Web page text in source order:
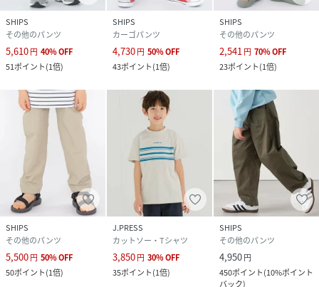
SHIPS
その他のパンツ
5,610円 40%OFF
51ポイント(1倍)
SHIPS
カーゴパンツ
4,730円 50%OFF
43ポイント(1倍)
SHIPS
その他のパンツ
2,541円 70%OFF
23ポイント(1倍)
SHIPS
その他のパンツ
5,500円 50%OFF
50ポイント(1倍)
J.PRESS
カットソー・Tシャツ
3,850円 30%OFF
35ポイント(1倍)
SHIPS
その他のパンツ
4,950円
450ポイント(10%ポイント
バック)